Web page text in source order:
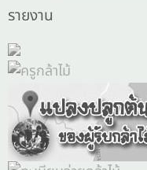
รายงาน